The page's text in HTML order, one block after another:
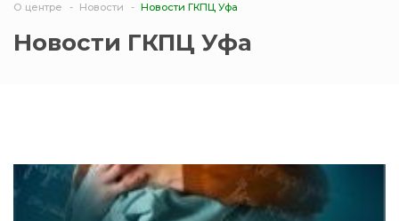
О центре Новости Новости ГКПЦ Уфа
Новости ГКПЦ Уфа